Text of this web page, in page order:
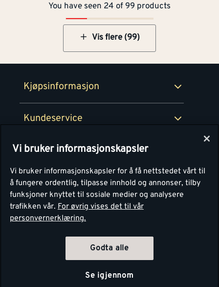
You have seen 24 of 99 products
Vis flere (99)
Kjøpsinformasjon
Betaling
Retur- og angrerettsskjema
Kundeservice
Medlemsavtaler
Montér
Personvern
Vi bruker informasjonskapsler
Vi bruker informasjonskapsler for å få nettstedet vårt til
å fungere ordentlig, tilpasse innhold og annonser, tilby
funksjoner knyttet til sosiale medier og analysere
trafikken vår. For øvrig vises det til vår
personvernerklæring.
Godta alle
Se igjennom